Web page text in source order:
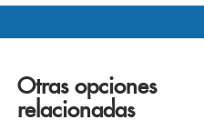
Otras opciones
relacionadas